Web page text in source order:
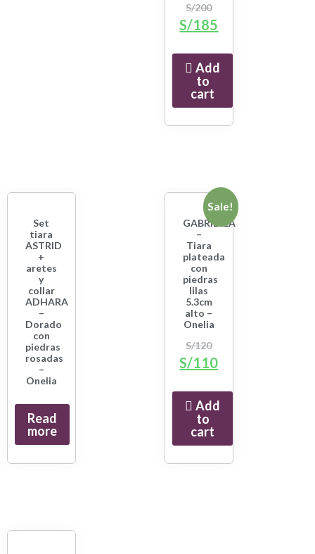
S/200
S/185
Add
to
cart
Set
tiara
ASTRID
+
aretes
y
collar
ADHARA
–
Dorado
con
piedras
rosadas
–
Onelia
Read
more
Sale!
GABRIELLA
–
Tiara
plateada
con
piedras
lilas
5.3cm
alto –
Onelia
S/120
S/110
Add
to
cart